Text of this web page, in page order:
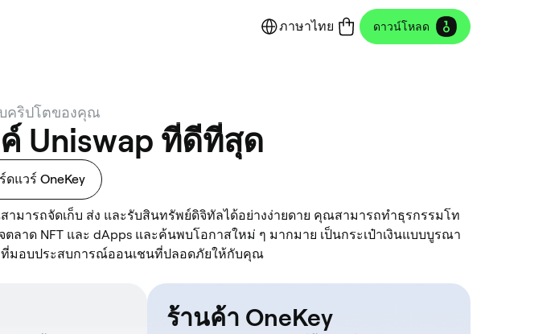
ภาษาไทย ดาวน์โหลด
คริปโตของคุณ
Uniswap ที่ดีที่สุด
ดแวร์ OneKey
ามารถจัดเก็บ ส่ง และรับสินทรัพย์ดิจิทัลได้อย่างง่ายดาย คุณสามารถทำธุรกรรมโท
ตลาด NFT และ dApps และค้นพบโอกาสใหม่ ๆ มากมาย เป็นกระเป๋าเงินแบบบูรณา
ที่มอบประสบการณ์ออนเชนที่ปลอดภัยให้กับคุณ
ร้านค้า OneKey